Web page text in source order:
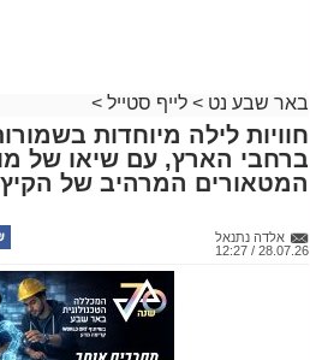
סיורי משפחות- צילום מיקה וולוב,
במהלך הפעילות יכירו המשתתפים את
את בעלי החיים והצמחים המאפיינים
בהמשך יגיעו למרכז החינוך הימי
של חוף סלעי בישראל ולהכיר מקרוב את
הסיור ייחשפו גם לאתגרים המשפיעים
פלסטיק, וילמדו באופן חווייתי כיצד ניתן
באר שבע נט > לייף סטייל >
חוויות לילה מיוחדות
ברחבי הארץ, עם שיאו של
המטאורים המרהיב של הקיץ
אלדה נתנאל
28.07.26 / 12:27